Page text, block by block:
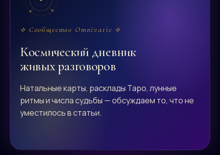
⟡ Сообщество Omnivatic ⟡
Космический дневник
живых разговоров
Натальные карты, расклады Таро, лунные
ритмы и числа судьбы — обсуждаем то, что не
уместилось в статьи.